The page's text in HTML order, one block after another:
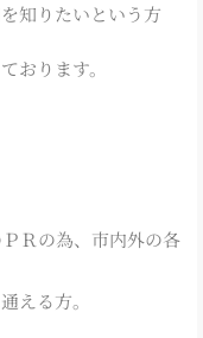
知りたいという方
おります。
Ｒの為、市内外の各
える方。